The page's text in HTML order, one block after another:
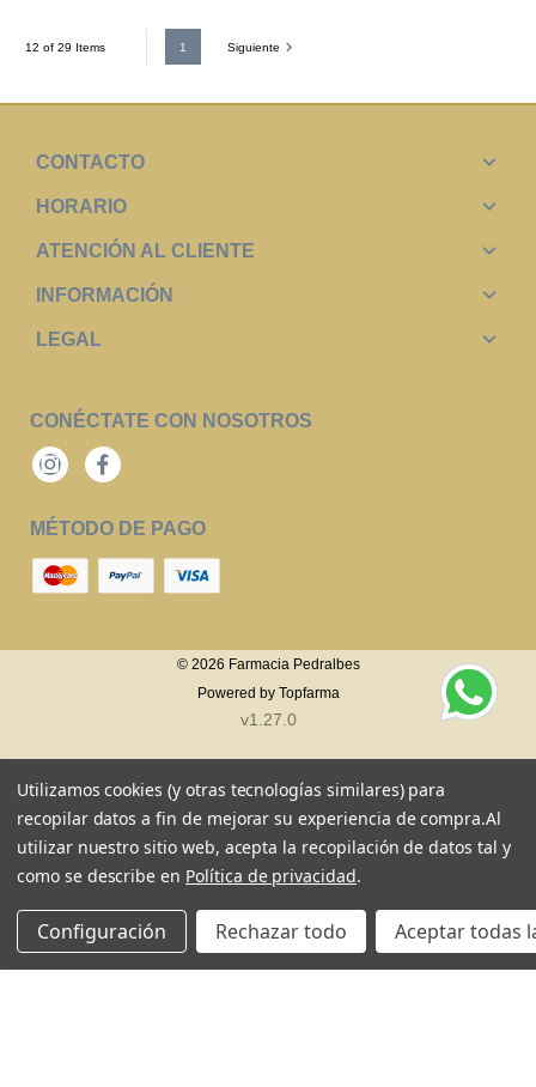
12 of 29 Items 1 Siguiente
CONTACTO
HORARIO
ATENCIÓN AL CLIENTE
INFORMACIÓN
LEGAL
CONÉCTATE CON NOSOTROS
InstagramFacebook
MÉTODO DE PAGO
© 2026 Farmacia Pedralbes
Powered by Topfarma
v1.27.0
Utilizamos cookies (y otras tecnologías similares) para
recopilar datos a fin de mejorar su experiencia de compra.Al
utilizar nuestro sitio web, acepta la recopilación de datos tal y
como se describe en Política de privacidad.
Configuración Rechazar todo Aceptar todas